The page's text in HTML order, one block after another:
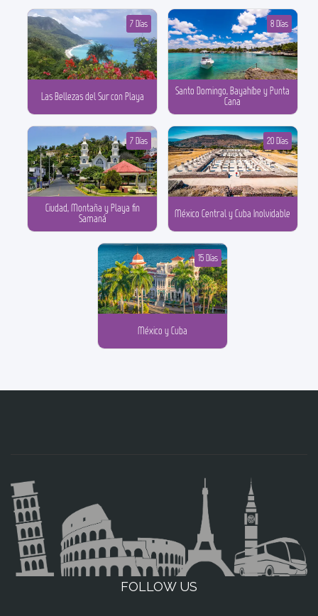
Las Bellezas del Sur con Playa
7 Días
Santo Domingo, Bayahíbe y Punta
Cana
8 Días
Ciudad, Montaña y Playa fin
Samaná
7 Días
México Central y Cuba Inolvidable
20 Días
México y Cuba
15 Días
FOLLOW US